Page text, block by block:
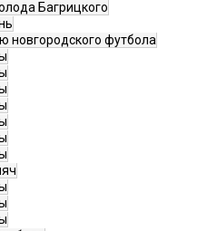
Багрицкого
новгородского футбола